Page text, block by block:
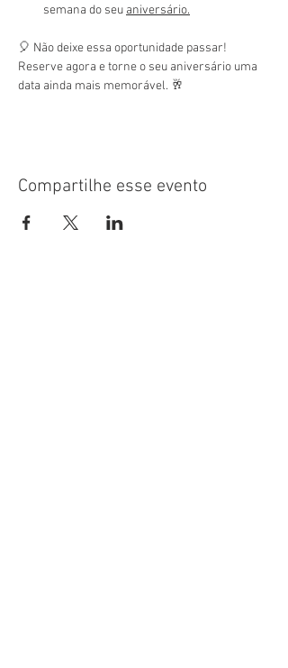
semana do seu aniversário.
🎈 Não deixe essa oportunidade passar!
Reserve agora e torne o seu aniversário uma
data ainda mais memorável. 🥂
Compartilhe esse evento